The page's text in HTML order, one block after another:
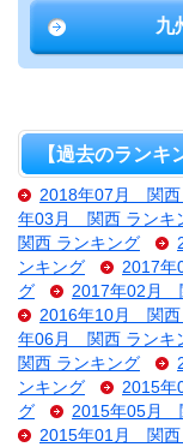
九
【過去のランキ
2018年07月 関西
年03月 関西 ランキ
関西 ランキング
ンキング
2017
グ
2017年02月
2016年10月 関西
年06月 関西 ランキ
関西 ランキング
ンキング
2015
グ
2015年05月
2015年01月 関西